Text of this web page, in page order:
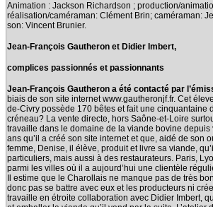
Animation : Jackson Richardson ; production/
réalisation/caméraman: Clément Brin; caméraman:
son: Vincent Brunier.
Jean-François Gautheron et Didier Imbert,
complices passionnés et passionnants
Jean-François Gautheron a été contacté par
biais de son site internet www.gautheronjf.fr. Cet
de-Civry possède 170 bêtes et fait une cinquantaine
créneau? La vente directe, hors Saône-et-Loire
travaille dans le domaine de la viande bovine depuis
ans qu’il a créé son site internet et que, aidé de son
femme, Denise, il élève, produit et livre sa viande,
particuliers, mais aussi à des restaurateurs. Paris,
parmi les villes où il a aujourd’hui une clientèle
Il estime que le Charollais ne manque pas de très
donc pas se battre avec eux et les producteurs ni
travaille en étroite collaboration avec Didier Imbert,